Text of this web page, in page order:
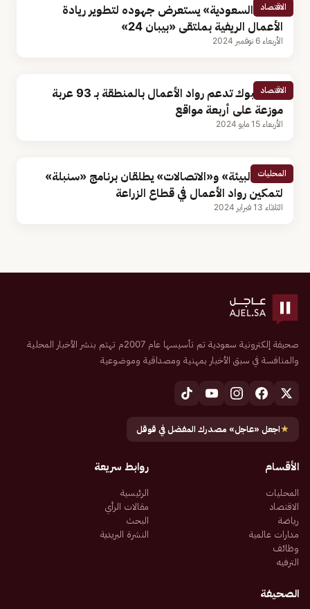
الاقتصاد
«ريف السعودية» يستعرض جهوده لتطوير ريادة
الأعمال الريفية بملتقى «بيبان 24»
الأربعاء 6 نوفمبر 2024
الاقتصاد
أمانة تبوك تدعم رواد الأعمال بالمنطقة بـ 93 عربة
موزعة على أربعة مواقع
الأربعاء 15 مايو 2024
المحليات
وزيرا «البيئة» و«الاتصالات» يطلقان برنامج «سنبلة»
لتمكين رواد الأعمال في قطاع الزراعة
الثلاثاء 13 فبراير 2024
صحيفة إلكترونية سعودية تم تأسيسها عام 2007م تهتم بنشر الأخبار المحلية
والمنافسة في سبق الأخبار بمهنية ومصداقية وموضوعية
★اجعل «عاجل» مصدرك المفضل في قوقل
الأقسام
المحليات
الاقتصاد
رياضة
مدارات عالمية
وظائف
الترفيه
روابط سريعة
الرئيسية
مقالات الرأي
البحث
النشرة البريدية
الصحيفة